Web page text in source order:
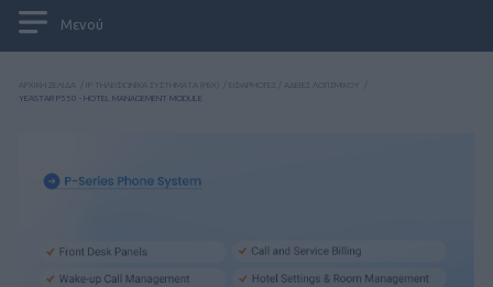
Μενού
ΑΡΧΙΚΉ ΣΕΛΊΔΑ IP ΤΗΛΕΦΩΝΙΚΆ ΣΥΣΤΉΜΑΤΑ (PBX) ΕΦΑΡΜΟΓΈΣ / ΆΔΕΙΕΣ ΛΟΓΙΣΜΙΚΟΎ
YEASTAR P550 - HOTEL MANAGEMENT MODULE